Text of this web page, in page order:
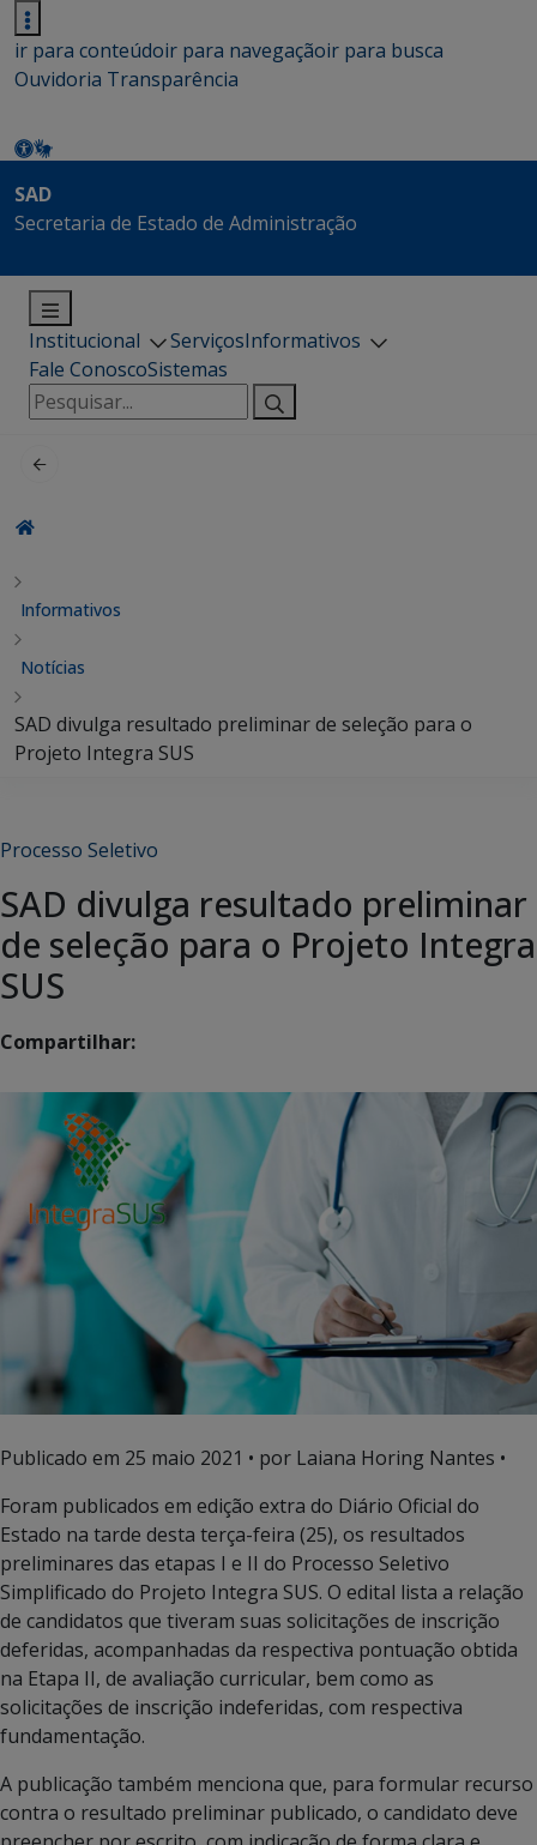
ir para conteúdoir para navegaçãoir para busca
Ouvidoria Transparência
SAD
Secretaria de Estado de Administração
Institucional ServiçosInformativos
Fale ConoscoSistemas
Pesquisar
por:
Informativos
Notícias
SAD divulga resultado preliminar de seleção para o
Projeto Integra SUS
Processo Seletivo
SAD divulga resultado preliminar
de seleção para o Projeto Integra
SUS
Compartilhar:
Publicado em 25 maio 2021 • por Laiana Horing Nantes •
Foram publicados em edição extra do Diário Oficial do
Estado na tarde desta terça-feira (25), os resultados
preliminares das etapas I e II do Processo Seletivo
Simplificado do Projeto Integra SUS. O edital lista a relação
de candidatos que tiveram suas solicitações de inscrição
deferidas, acompanhadas da respectiva pontuação obtida
na Etapa II, de avaliação curricular, bem como as
solicitações de inscrição indeferidas, com respectiva
fundamentação.
A publicação também menciona que, para formular recurso
contra o resultado preliminar publicado, o candidato deve